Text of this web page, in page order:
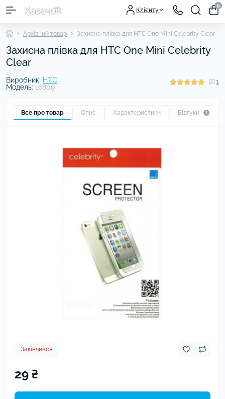
Клієнту
0
Архівний товар Захисна плівка для HTC One Mini Celebrity Clear
Захисна плівка для HTC One Mini Celebrity
Clear
Виробник: HTC
Модель: 16809
1
Все про товар Опис Характеристики Відгуки 1
Закінчився
29 ₴